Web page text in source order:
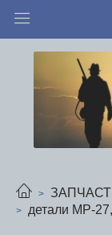
детали МР-